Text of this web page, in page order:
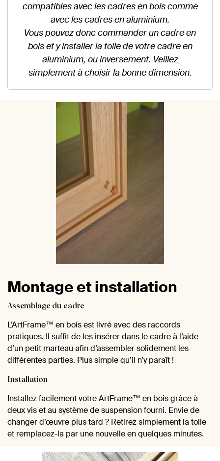
compatibles avec les cadres en bois comme
avec les cadres en aluminium.
Vous pouvez donc commander un cadre en
bois et y installer la toile de votre cadre en
aluminium, ou inversement. Veillez
simplement à choisir la bonne dimension.
Montage et installation
Assemblage du cadre
L’ArtFrame™ en bois est livré avec des raccords
pratiques. Il suffit de les insérer dans le cadre à l’aide
d’un petit marteau afin d’assembler solidement les
différentes parties. Plus simple qu’il n’y paraît !
Installation
Installez facilement votre ArtFrame™ en bois grâce à
deux vis et au système de suspension fourni. Envie de
changer d’œuvre plus tard ? Retirez simplement la toile
et remplacez-la par une nouvelle en quelques minutes.